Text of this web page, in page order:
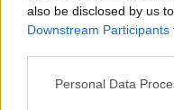
also be disclosed by us
Downstream Participants
Personal Data
Fique atento às fichas